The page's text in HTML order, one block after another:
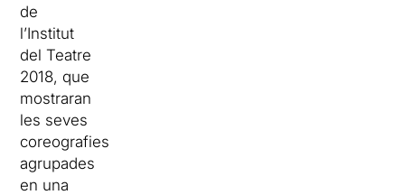
de
l’Institut
del Teatre
2018, que
mostraran
les seves
coreografies
agrupades
en una